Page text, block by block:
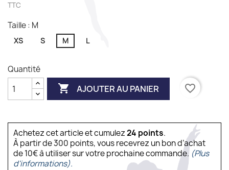
TTC
Taille : M
XS S M L
Quantité
 AJOUTER AU PANIER favorite_border
Achetez cet article et cumulez24 points.
À partir de 300 points, vous recevrez un bon d’achat
de 10€ à utiliser sur votre prochaine commande. (Plus
d'informations).